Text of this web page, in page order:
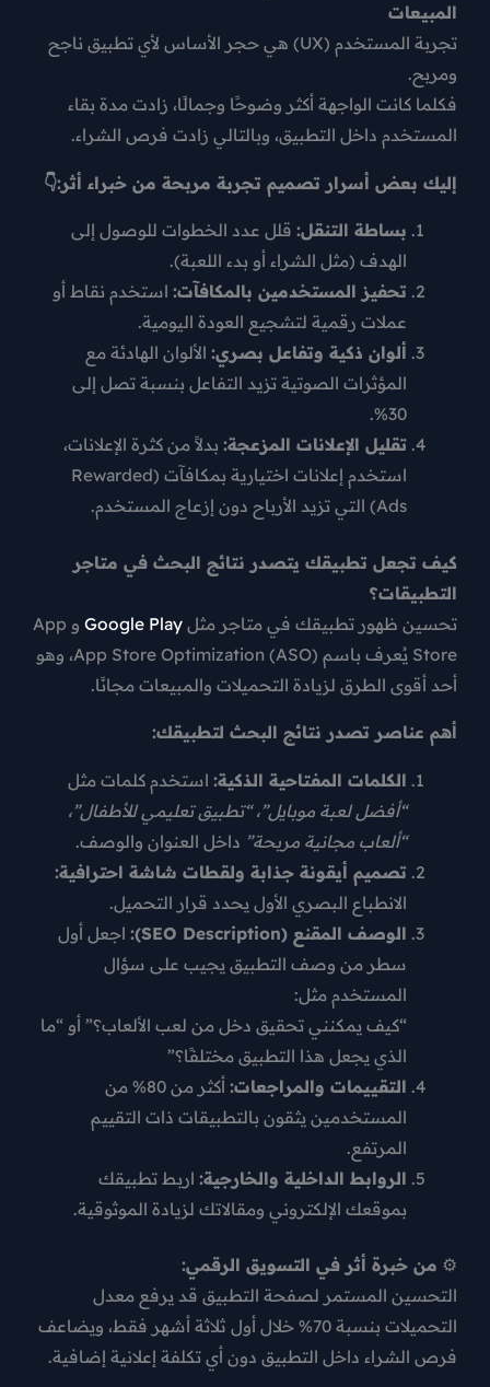
المبيعات
تجربة المستخدم (UX) هي حجر الأساس لأي تطبيق ناجح
ومربح.
فكلما كانت الواجهة أكثر وضوحًا وجمالًا، زادت مدة بقاء
المستخدم داخل التطبيق، وبالتالي زادت فرص الشراء.
إليك بعض أسرار تصميم تجربة مربحة من خبراء أثر:👇
بساطة التنقل: قلل عدد الخطوات للوصول إلى
الهدف (مثل الشراء أو بدء اللعبة).
تحفيز المستخدمين بالمكافآت: استخدم نقاط أو
عملات رقمية لتشجيع العودة اليومية.
ألوان ذكية وتفاعل بصري: الألوان الهادئة مع
المؤثرات الصوتية تزيد التفاعل بنسبة تصل إلى
30%.
تقليل الإعلانات المزعجة: بدلاً من كثرة الإعلانات،
استخدم إعلانات اختيارية بمكافآت (Rewarded
Ads) التي تزيد الأرباح دون إزعاج المستخدم.
كيف تجعل تطبيقك يتصدر نتائج البحث في متاجر
التطبيقات؟
تحسين ظهور تطبيقك في متاجر مثل Google Play
و App
Store يُعرف باسم App Store Optimization (ASO)، وهو
أحد أقوى الطرق لزيادة التحميلات والمبيعات مجانًا.
أهم عناصر تصدر نتائج البحث لتطبيقك:
الكلمات المفتاحية الذكية: استخدم كلمات مثل
“أفضل لعبة موبايل”، “تطبيق تعليمي للأطفال”،
“ألعاب مجانية مربحة” داخل العنوان والوصف.
تصميم أيقونة جذابة ولقطات شاشة احترافية:
الانطباع البصري الأول يحدد قرار التحميل.
الوصف المقنع (SEO Description):
اجعل أول
سطر من وصف التطبيق يجيب على سؤال
المستخدم مثل:
“كيف يمكنني تحقيق دخل من لعب الألعاب؟” أو “ما
الذي يجعل هذا التطبيق مختلفًا؟”
التقييمات والمراجعات:
أكثر من 80% من
المستخدمين يثقون بالتطبيقات ذات التقييم
المرتفع.
الروابط الداخلية والخارجية: اربط تطبيقك
بموقعك الإلكتروني ومقالاتك لزيادة الموثوقية.
⚙️ من خبرة أثر في التسويق الرقمي:
التحسين المستمر لصفحة التطبيق قد يرفع معدل
التحميلات بنسبة 70% خلال أول ثلاثة أشهر فقط
، ويضاعف
فرص الشراء داخل التطبيق دون أي تكلفة إعلانية إضافية.